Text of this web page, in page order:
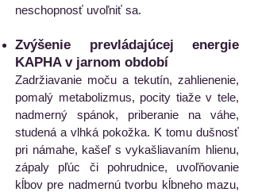
neschopnosť uvoľniť sa. ​
Zvýšenie prevládajúcej energie
KAPHA v jarnom období
Zadržiavanie moču a tekutín, zahlienenie,
pomalý metabolizmus, pocity tiaže v tele,
nadmerný spánok, priberanie na váhe,
studená a vlhká pokožka. K tomu dušnosť
pri námahe, kašeľ s vykašliavaním hlienu,
zápaly pľúc či pohrudnice, uvoľňovanie
kĺbov pre nadmernú tvorbu kĺbneho mazu,